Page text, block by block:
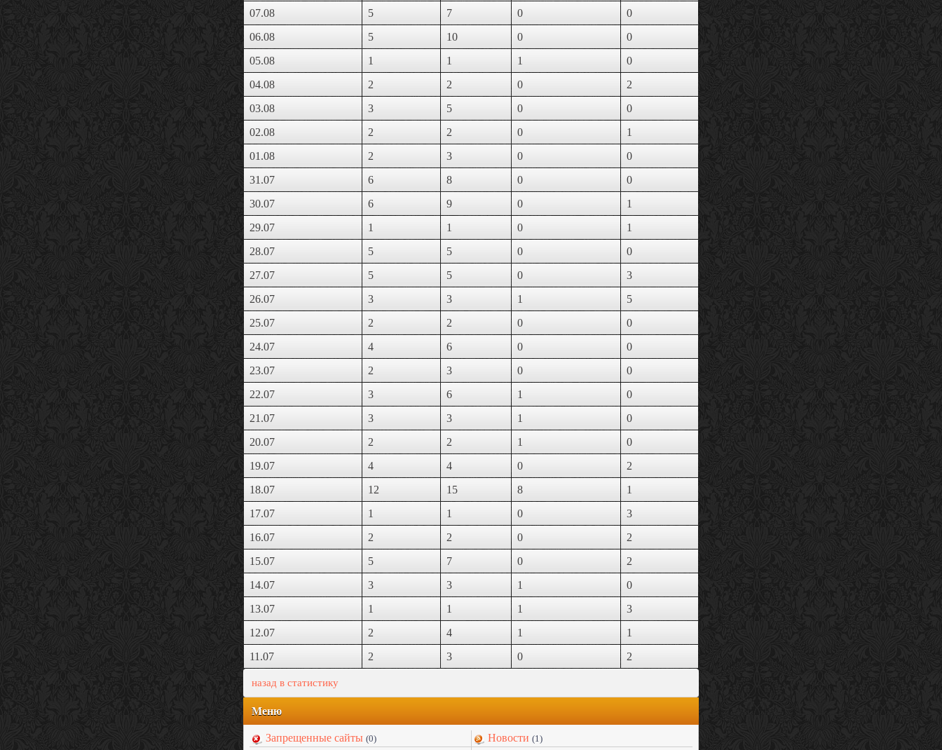
07.08
5 7 0
0
06.08
5 10 0
0
05.08
1 1 1
0
04.08
2 2 0
2
03.08
3 5 0
0
02.08
2 2 0
1
01.08
2 3 0
0
31.07
6 8 0
0
30.07
6 9 0
1
29.07
1 1 0
1
28.07
5 5 0
0
27.07
5 5 0
3
26.07
3 3 1
5
25.07
2 2 0
0
24.07
4 6 0
0
23.07
2 3 0
0
22.07
3 6 1
0
21.07
3 3 1
0
20.07
2 2 1
0
19.07
4 4 0
2
18.07
12 15 8
1
17.07
1 1 0
3
16.07
2 2 0
2
15.07
5 7 0
2
14.07
3 3 1
0
13.07
1 1 1
3
12.07
2 4 1
1
11.07
2 3 0 2
назад в статистику
Меню
Запрещенные сайты (0) Новости (1)